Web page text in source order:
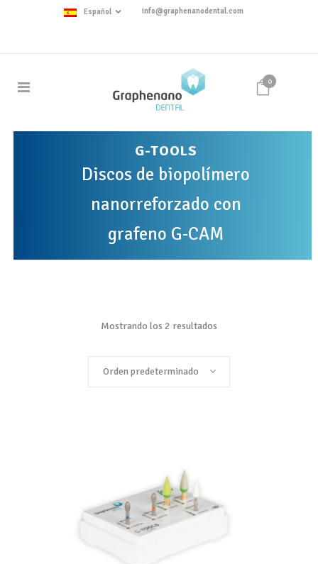
Español info@graphenanodental.com
0
G-TOOLS
Discos de biopolímero
nanorreforzado con
grafeno G-CAM
Mostrando los 2 resultados
Orden predeterminado